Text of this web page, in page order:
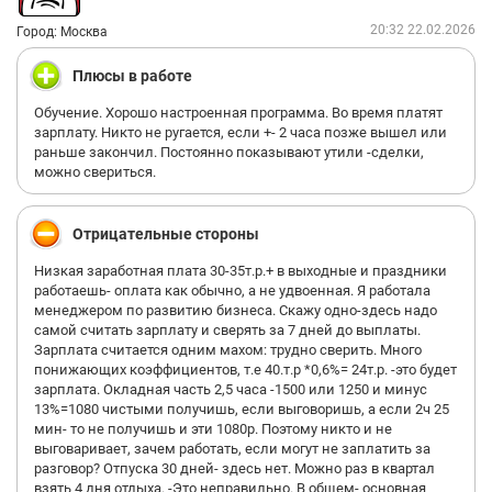
этой бригаде с хорошим опытом работы в строительной сфере
был Евгений. Низкий ему поклон. Он должен быть там
начальником. Наталья и Виктор просиживают штаны, ничего
не делая, а создавая вид деятельности и тратя деньги банка.
Потому как, чтобы меня нанять Т-банк потратил сотни тысяч и
такого специалиста с высшим образованием и опытом
именно с сфере реставрации этого банка (у меня были 2 года
работы в нем) они не найдут никогда за такую низкую
зарплату. А будут брать новичков, которые будут тратить
бюджет компании. Я пожаловалась в поддержку Т-банка "Не
молчи". У сожалению у Виктора связи ответили там, и не
могут поменять его решение. Хотя оно противоречит нормам
Т-банка и им пришлось извиняться, за его поступок.
Город: Москва 20:32 22.02.2026
Плюсы в работе
Обучение. Хорошо настроенная программа. Во время платят
зарплату. Никто не ругается, если +- 2 часа позже вышел или
раньше закончил. Постоянно показывают утили -сделки,
можно свериться.
Отрицательные стороны
Низкая заработная плата 30-35т.р.+ в выходные и праздники
работаешь- оплата как обычно, а не удвоенная. Я работала
менеджером по развитию бизнеса. Скажу одно-здесь надо
самой считать зарплату и сверять за 7 дней до выплаты.
Зарплата считается одним махом: трудно сверить. Много
понижающих коэффициентов, т.е 40.т.р *0,6%= 24т.р. -это будет
зарплата. Окладная часть 2,5 часа -1500 или 1250 и минус
13%=1080 чистыми получишь, если выговоришь, а если 2ч 25
мин- то не получишь и эти 1080р. Поэтому никто и не
выговаривает, зачем работать, если могут не заплатить за
разговор? Отпуска 30 дней- здесь нет. Можно раз в квартал
взять 4 дня отдыха. -Это неправильно. В общем- основная